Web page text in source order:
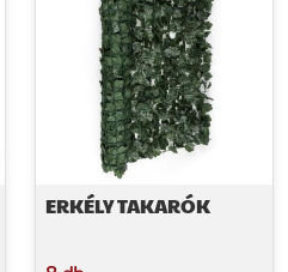
ERKÉLY TAKARÓK